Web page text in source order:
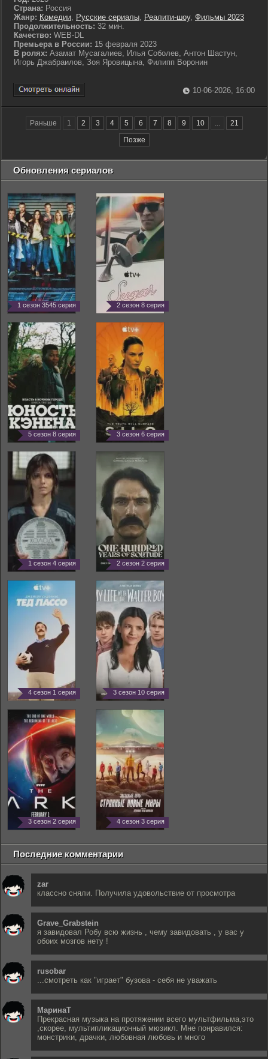
Страна: Россия
Жанр: Комедии, Русские сериалы, Реалити-шоу, Фильмы 2023
Продолжительность: 32 мин.
Качество: WEB-DL
Премьера в России: 15 февраля 2023
В ролях: Азамат Мусагалиев, Илья Соболев, Антон Шастун,
Игорь Джабраилов, Зоя Яровицына, Филипп Воронин
10-06-2026, 16:00
Раньше 1 2 3 4 5 6 7 8 9 10 ...
21
Позже
Обновления сериалов
1 сезон 3545 серия 2 сезон 8 серия
5 сезон 8 серия 3 сезон 6 серия
1 сезон 4 серия 2 сезон 2 серия
4 сезон 1 серия 3 сезон 10 серия
3 сезон 2 серия 4 сезон 3 серия
Последние комментарии
zar
классно сняли. Получила удовольствие от просмотра
Grave_Grabstein
я завидовал Робу всю жизнь , чему завидовать , у вас у
обоих мозгов нету !
rusobar
...смотреть как "играет" бузова - себя не уважать
МаринаТ
Прекрасная музыка на протяжении всего мультфильма,это
,скорее, мультипликационный мюзикл. Мне понравился:
монстрики, драчки, любовная любовь и много